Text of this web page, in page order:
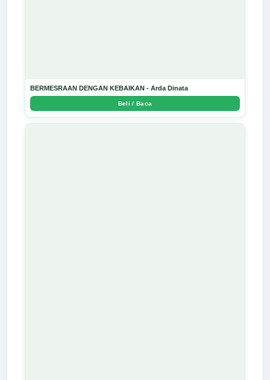
BERMESRAAN DENGAN KEBAIKAN - Arda Dinata
Beli / Baca